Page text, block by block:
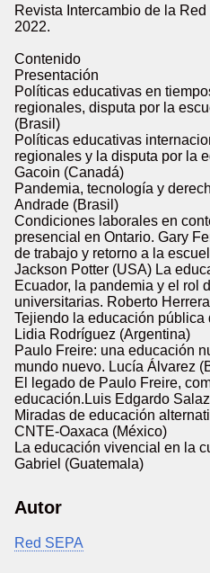
Revista Intercambio de la
2022.
Contenido
Presentación
Políticas educativas en
regionales, disputa por la
(Brasil)
Políticas educativas
regionales y la disputa por la
Gacoin (Canadá)
Pandemia, tecnología y
Andrade (Brasil)
Condiciones laborales en
presencial en Ontario. Gary
de trabajo y retorno a la
Jackson Potter (USA) La
Ecuador, la pandemia y el rol
universitarias. Roberto
Tejiendo la educación pública
Lidia Rodríguez (Argentina)
Paulo Freire: una educación
mundo nuevo. Lucía Álvarez
El legado de Paulo Freire,
educación.Luis Edgardo
Miradas de educación
CNTE-Oaxaca (México)
La educación vivencial en la
Gabriel (Guatemala)
Autor
Red SEPA